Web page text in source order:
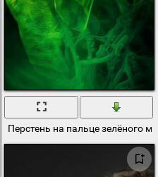
Перстень на пальце зелёного